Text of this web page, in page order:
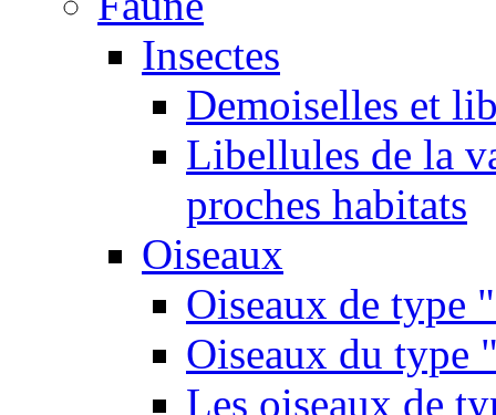
Insectes
Demoiselles et
Libellules de la
proches habitats
Oiseaux
Oiseaux de type
Oiseaux du type
Les oiseaux de